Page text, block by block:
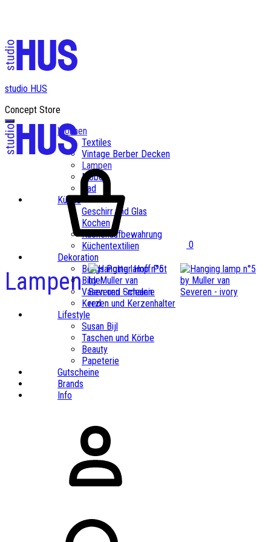
studio HUS
Concept Store
Wohnen
Textiles
Vintage Berber Decken
Lampen
Möbel
Bad
Küche
Geschirr und Glas
Kochen
Küchenaufbewahrung
Küchentextilien
Dekoration
Bergs Potter Hoff Pot
Bilder
Vasen und Schalen
Kerzen und Kerzenhalter
Lifestyle
Susan Bijl
Taschen und Körbe
Beauty
Papeterie
Gutscheine
Brands
Info
0
Lampen